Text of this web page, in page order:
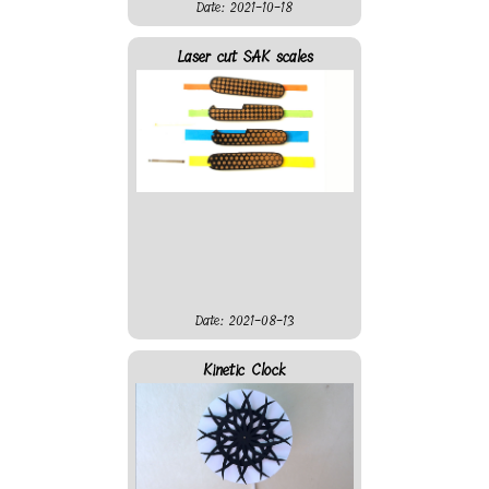
Date: 2021-10-18
Laser cut SAK scales
Date: 2021-08-13
Kinetic Clock